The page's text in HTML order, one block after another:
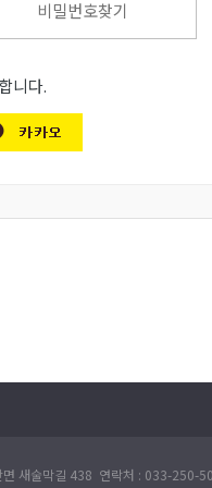
비밀번호찾기
니다.
면 새술막길 438 연락처 : 033-250-